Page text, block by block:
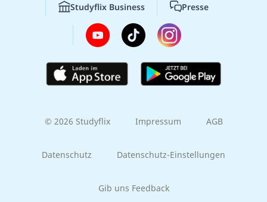
Studyflix Business Presse
© 2026 Studyflix Impressum AGB
Datenschutz Datenschutz-Einstellungen
Gib uns Feedback